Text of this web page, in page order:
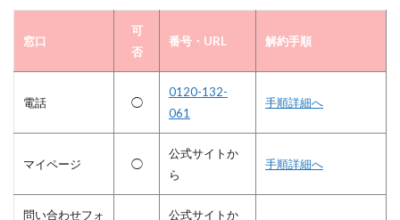
窓口
可
否
番号・URL 解約手順
電話 ◯
0120-132-
061
手順詳細へ
マイページ ◯
公式サイトか
ら
手順詳細へ
問い合わせフォ
公式サイトか